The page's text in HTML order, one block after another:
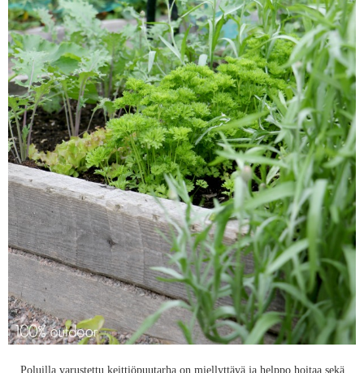
Poluilla varustettu keittiöpuutarha on miellyttävä ja helppo hoitaa sekä